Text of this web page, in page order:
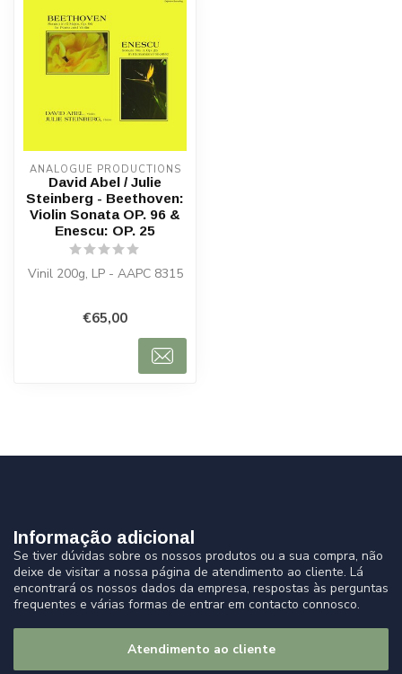
ANALOGUE PRODUCTIONS
David Abel / Julie
Steinberg - Beethoven:
Violin Sonata OP. 96 &
Enescu: OP. 25
Vinil 200g, LP - AAPC 8315
€65,00
Informação adicional
Se tiver dúvidas sobre os nossos produtos ou a sua compra, não
deixe de visitar a nossa página de atendimento ao cliente. Lá
encontrará os nossos dados da empresa, respostas às perguntas
frequentes e várias formas de entrar em contacto connosco.
Atendimento ao cliente